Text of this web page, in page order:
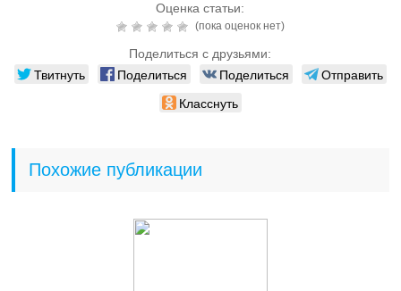
Оценка статьи:
(пока оценок нет)
Поделиться с друзьями:
Твитнуть Поделиться Поделиться
Отправить
Класснуть
Похожие публикации